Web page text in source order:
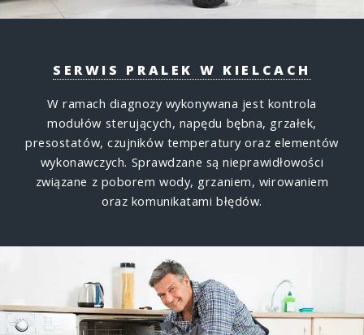
SERWIS PRALEK W KIELCACH
W ramach diagnozy wykonywana jest kontrola
modułów sterujących, napędu bębna, grzałek,
presostatów, czujników temperatury oraz elementów
wykonawczych. Sprawdzane są nieprawidłowości
związane z poborem wody, grzaniem, wirowaniem
oraz komunikatami błędów.